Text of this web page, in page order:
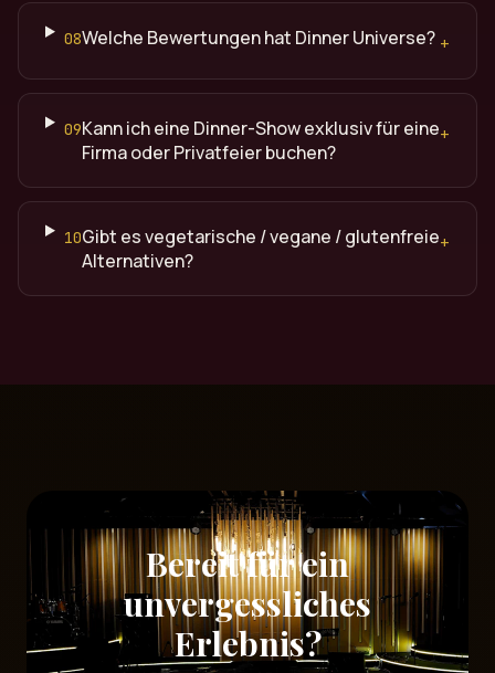
08Welche Bewertungen hat Dinner Universe? +
09Kann ich eine Dinner-Show exklusiv für eine
Firma oder Privatfeier buchen?
+
10Gibt es vegetarische / vegane / glutenfreie
Alternativen?
+
Bereit für ein
unvergessliches
Erlebnis?